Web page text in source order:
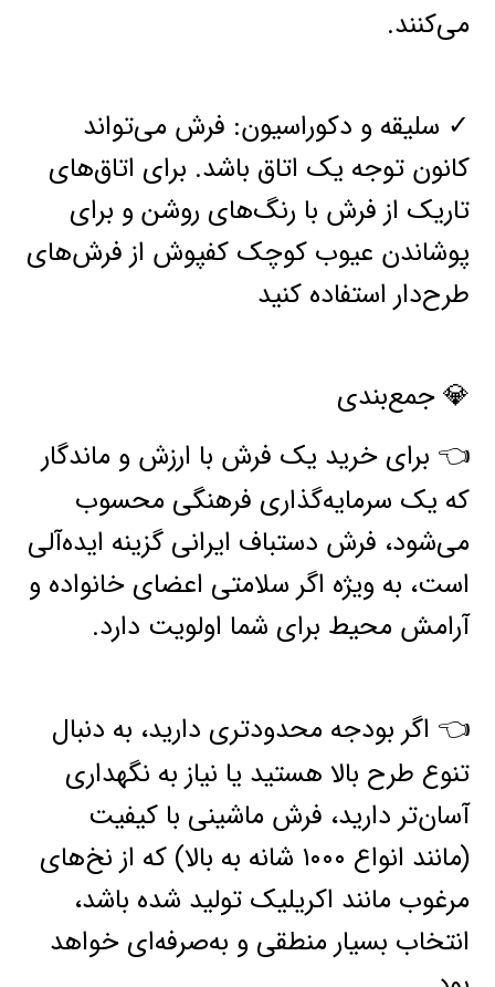
می‌کنند.
✓ سلیقه و دکوراسیون: فرش می‌تواند
کانون توجه یک اتاق باشد. برای اتاق‌های
تاریک از فرش با رنگ‌های روشن و برای
پوشاندن عیوب کوچک کفپوش از فرش‌های
طرح‌دار استفاده کنید
💎 جمع‌بندی
👈 برای خرید یک فرش با ارزش و ماندگار
که یک سرمایه‌گذاری فرهنگی محسوب
می‌شود، فرش دستباف ایرانی گزینه ایده‌آلی
است، به ویژه اگر سلامتی اعضای خانواده و
آرامش محیط برای شما اولویت دارد.
👈 اگر بودجه محدودتری دارید، به دنبال
تنوع طرح بالا هستید یا نیاز به نگهداری
آسان‌تر دارید، فرش ماشینی با کیفیت
(مانند انواع ۱۰۰۰ شانه به بالا) که از نخ‌های
مرغوب مانند اکریلیک تولید شده باشد،
انتخاب بسیار منطقی و به‌صرفه‌ای خواهد